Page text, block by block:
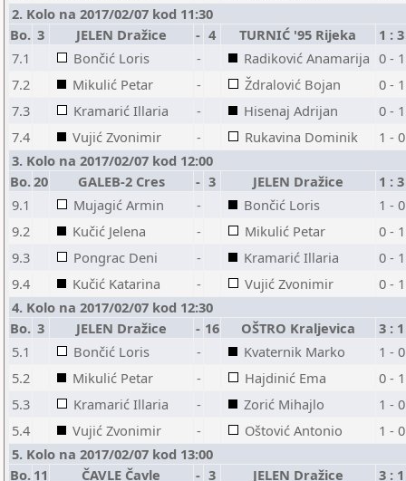
2. Kolo na 2017/02/07 kod 11:30
Bo. 3 JELEN Dražice - 4 TURNIĆ '95 Rijeka
1 : 3
7.1
Bončić Loris - Radiković Anamarija 0 - 1
7.2
Mikulić Petar - Ždralović Bojan
0 - 1
7.3
Kramarić Illaria - Hisenaj Adrijan
0 - 1
7.4
Vujić Zvonimir - Rukavina Dominik
1 - 0
3. Kolo na 2017/02/07 kod 12:00
Bo.20 GALEB-2 Cres - 3 JELEN Dražice
1 : 3
9.1
Mujagić Armin - Bončić Loris
1 - 0
9.2
Kučić Jelena - Mikulić Petar
0 - 1
9.3
Pongrac Deni - Kramarić Illaria
0 - 1
9.4
Kučić Katarina - Vujić Zvonimir
0 - 1
4. Kolo na 2017/02/07 kod 12:30
Bo. 3 JELEN Dražice - 16 OŠTRO Kraljevica
3 : 1
5.1
Bončić Loris - Kvaternik Marko
1 - 0
5.2
Mikulić Petar - Hajdinić Ema
0 - 1
5.3
Kramarić Illaria - Zorić Mihajlo
1 - 0
5.4
Vujić Zvonimir - Oštović Antonio
1 - 0
5. Kolo na 2017/02/07 kod 13:00
Bo. 11 ČAVLE Čavle - 3 JELEN Dražice
3 : 1